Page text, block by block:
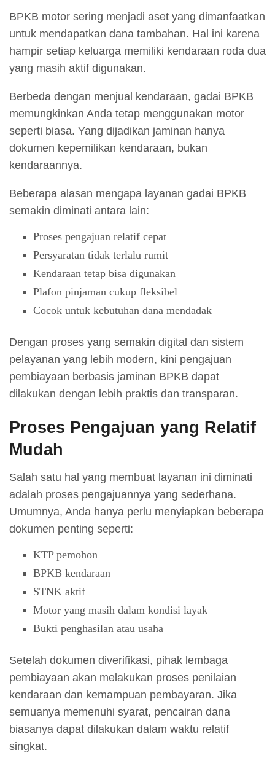
BPKB motor sering menjadi aset yang dimanfaatkan
untuk mendapatkan dana tambahan. Hal ini karena
hampir setiap keluarga memiliki kendaraan roda dua
yang masih aktif digunakan.
Berbeda dengan menjual kendaraan, gadai BPKB
memungkinkan Anda tetap menggunakan motor
seperti biasa. Yang dijadikan jaminan hanya
dokumen kepemilikan kendaraan, bukan
kendaraannya.
Beberapa alasan mengapa layanan gadai BPKB
semakin diminati antara lain:
Proses pengajuan relatif cepat
Persyaratan tidak terlalu rumit
Kendaraan tetap bisa digunakan
Plafon pinjaman cukup fleksibel
Cocok untuk kebutuhan dana mendadak
Dengan proses yang semakin digital dan sistem
pelayanan yang lebih modern, kini pengajuan
pembiayaan berbasis jaminan BPKB dapat
dilakukan dengan lebih praktis dan transparan.
Proses Pengajuan yang Relatif
Mudah
Salah satu hal yang membuat layanan ini diminati
adalah proses pengajuannya yang sederhana.
Umumnya, Anda hanya perlu menyiapkan beberapa
dokumen penting seperti:
KTP pemohon
BPKB kendaraan
STNK aktif
Motor yang masih dalam kondisi layak
Bukti penghasilan atau usaha
Setelah dokumen diverifikasi, pihak lembaga
pembiayaan akan melakukan proses penilaian
kendaraan dan kemampuan pembayaran. Jika
semuanya memenuhi syarat, pencairan dana
biasanya dapat dilakukan dalam waktu relatif
singkat.